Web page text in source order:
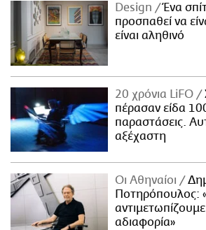
Design
Ένα
προσπαθεί να
είναι αληθινό
20 χρόνια LiFO
πέρασαν είδα
παραστάσεις.
αξέχαστη
Οι Αθηναίοι
Ποτηρόπουλος:
αδιαφορία»